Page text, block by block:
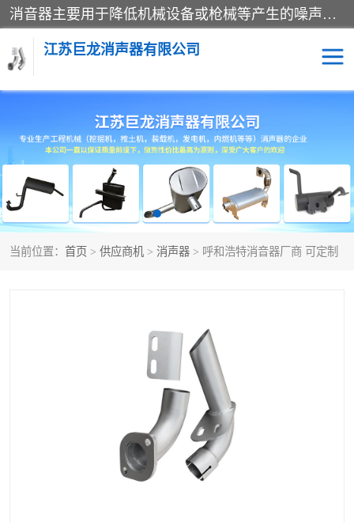
消音器主要用于降低机械设备或枪械等产生的噪声。它通过阻尼或增加排气面积来降低排气速度和功率，从而降低噪声。常见的消音器类型包括阻性消声器、抗性消声器、共振消声器以及阻抗复合式消声器等。这些消音器各有特点，适用于不同频率的噪声消除。
江苏巨龙消声器有限公司
当前位置： 首页 > 供应商机 > 消声器 > 呼和浩特消音器厂商 可定制
消声器